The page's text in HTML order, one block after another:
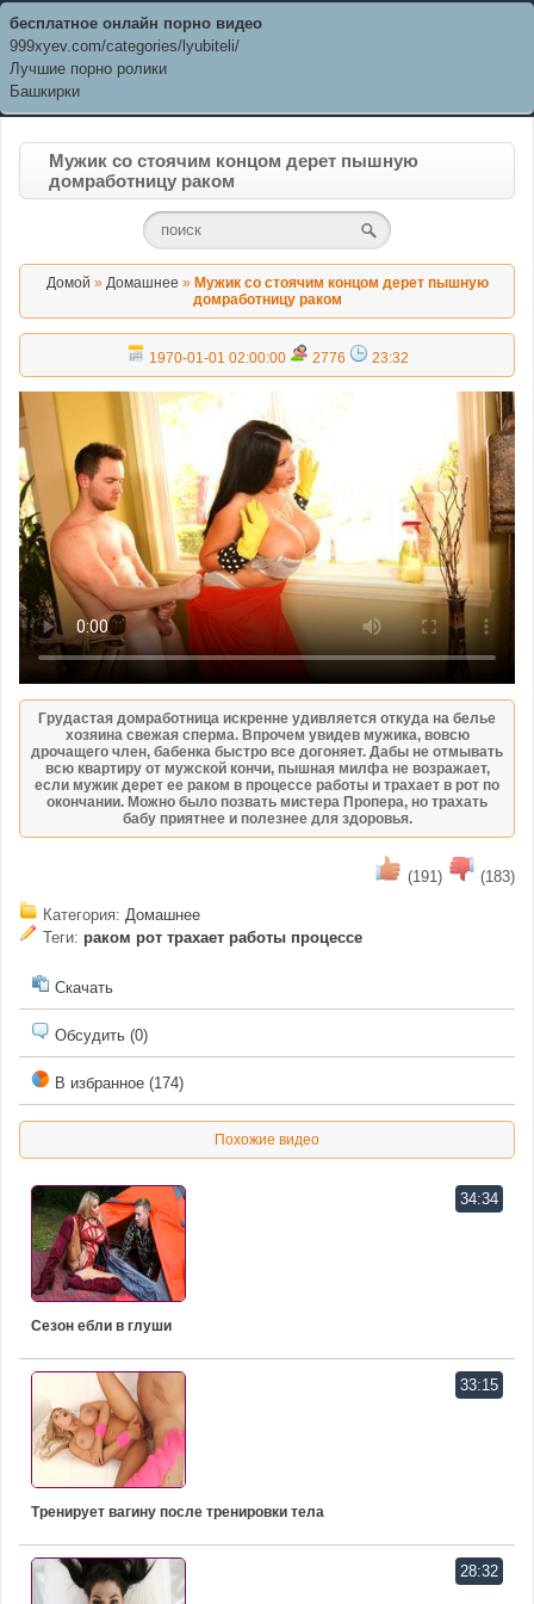
бесплатное онлайн порно видео
999xyev.com/categories/lyubiteli/
Лучшие порно ролики
Башкирки
Мужик со стоячим концом дерет пышную
домработницу раком
Домой » Домашнее » Мужик со стоячим концом дерет пышную
домработницу раком
1970-01-01 02:00:00 2776 23:32
Грудастая домработница искренне удивляется откуда на белье
хозяина свежая сперма. Впрочем увидев мужика, вовсю
дрочащего член, бабенка быстро все догоняет. Дабы не отмывать
всю квартиру от мужской кончи, пышная милфа не возражает,
если мужик дерет ее раком в процессе работы и трахает в рот по
окончании. Можно было позвать мистера Пропера, но трахать
бабу приятнее и полезнее для здоровья.
(191) (183)
Категория: Домашнее
Теги: раком рот трахает работы процессе
Скачать
Обсудить (0)
В избранное (174)
Похожие видео
34:34
Сезон ебли в глуши
33:15
Тренирует вагину после тренировки тела
28:32